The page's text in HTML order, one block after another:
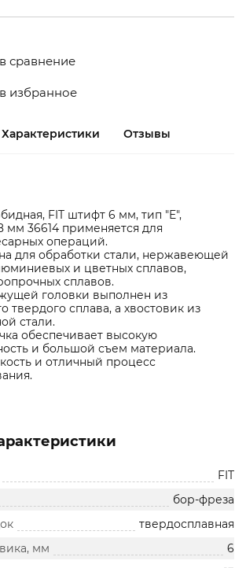
сравнение
избранное
Характеристики Отзывы
FIT штифт 6 мм, тип "E",
мм 36614 применяется для
операций.
для обработки стали, нержавеющей
и цветных сплавов,
сплавов.
головки выполнен из
твердого сплава, а хвостовик из
стали.
обеспечивает высокую
и большой съем материала.
и отличный процесс
FIT
бор-фреза
твердосплавная
мм
6